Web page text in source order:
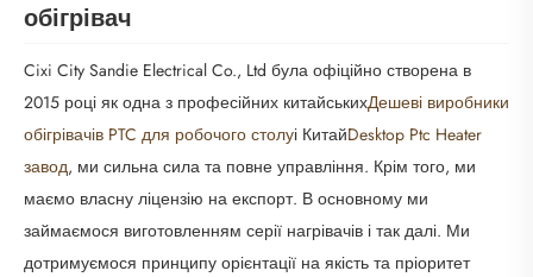
обігрівач
Cixi City Sandie Electrical Co., Ltd була офіційно створена в
2015 році як одна з професійних китайськихДешеві виробники
обігрівачів PTC для робочого столуі КитайDesktop Ptc Heater
завод, ми сильна сила та повне управління. Крім того, ми
маємо власну ліцензію на експорт. В основному ми
займаємося виготовленням серії нагрівачів і так далі. Ми
дотримуємося принципу орієнтації на якість та пріоритет